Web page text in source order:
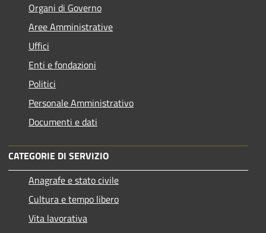
Organi di Governo
Aree Amministrative
Uffici
Enti e fondazioni
Politici
Personale Amministrativo
Documenti e dati
CATEGORIE DI SERVIZIO
Anagrafe e stato civile
Cultura e tempo libero
Vita lavorativa